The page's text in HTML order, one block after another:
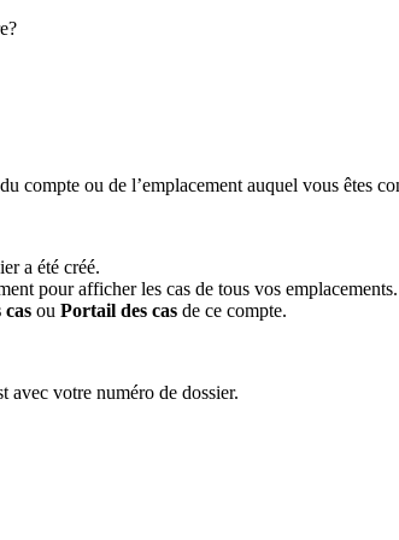
compte ou de l’emplacement auquel vous êtes
a été créé.
pour afficher les cas de tous vos emplacements.
cas ou Portail des cas de ce compte.
avec votre numéro de dossier.